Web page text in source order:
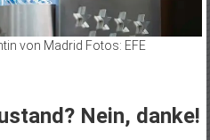
von Madrid Fotos: EFE
Nein, danke!